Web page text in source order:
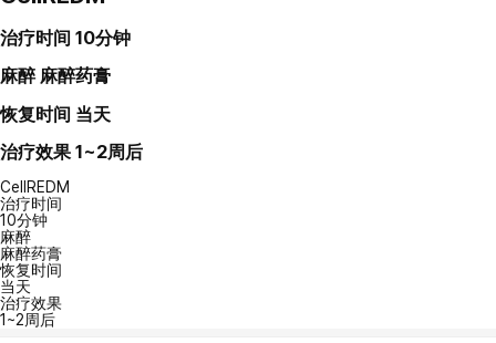
治疗时间 10分钟
麻醉 麻醉药膏
恢复时间 当天
治疗效果 1~2周后
CellREDM
治疗时间
10分钟
麻醉
麻醉药膏
恢复时间
当天
治疗效果
1~2周后